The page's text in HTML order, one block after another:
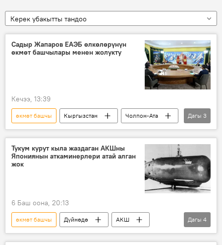
Керек убакытты тандоо
Садыр Жапаров ЕАЭБ өлкөлөрүнүн
өкмөт башчылары менен жолукту
Кечээ, 13:39
өкмөт башчы Кыргызстан
Чолпон-Ата
ЕАЭБ
Садыр Жапаров
жолугушуу
Дагы 3
Тукум курут кыла жаздаган АКШны
Япониянын аткаминерлери атай алган
жок
6 Баш оона, 20:13
өкмөт башчы Дүйнөдө
АКШ
Япония
Хиросима
Дагы 4